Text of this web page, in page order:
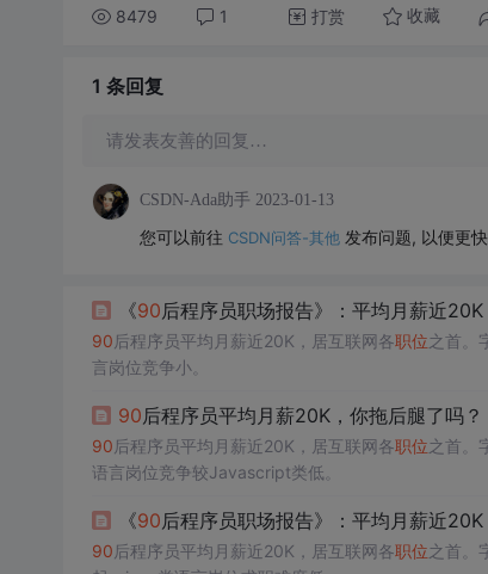
8479 1 打赏 收藏
1 条回复
请发表友善的回复…
CSDN-Ada助手 2023-01-13
您可以前往 CSDN问答-其他 发布问题, 以便更
《90后程序员职场报告》：平均月薪近
90后程序员平均月薪近20K，居互联网各职位之首。
言岗位竞争小。
90后程序员平均月薪20K，你拖后腿了吗？
90后程序员平均月薪近20K，居互联网各职位之首。
语言岗位竞争较Javascript类低。
《90后程序员职场报告》：平均月薪近
90后程序员平均月薪近20K，居互联网各职位之首。